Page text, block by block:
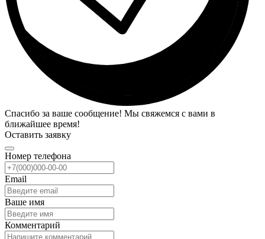
Спасибо за ваше сообщение! Мы свяжемся с вами в
ближайшее время!
Оставить заявку
Номер телефона
Email
Ваше имя
Комментарий